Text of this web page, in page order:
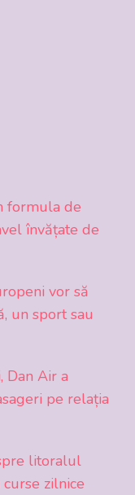
formula de
învățate de
vor să
un sport sau
Dan Air a
pe relația
litoralul
zilnice